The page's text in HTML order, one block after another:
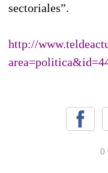
sectoriales”.
http://
0